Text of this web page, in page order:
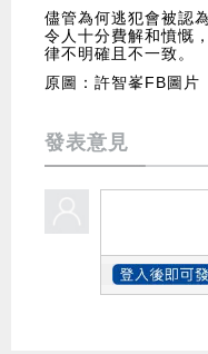
儘管為何逃犯會被認
令人十分費解和憤慨
律不明確且不一致。
原圖：許智峯FB圖片
發表意見